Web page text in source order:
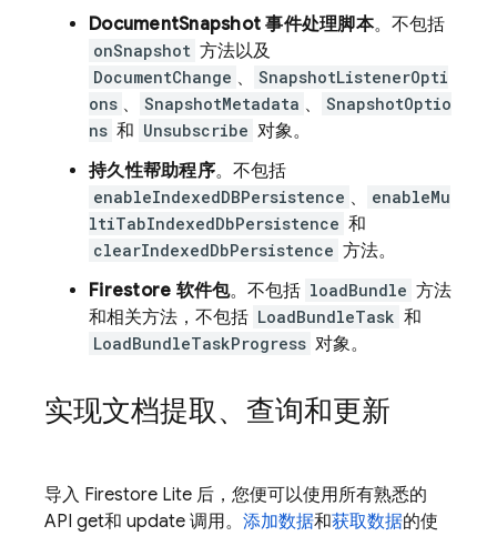
DocumentSnapshot 事件处理脚本。不包括
onSnapshot 方法以及
DocumentChange 、
SnapshotListenerOpti
ons 、 SnapshotMetadata 、
SnapshotOptio
ns 和 Unsubscribe 对象。
持久性帮助程序。不包括
enableIndexedDBPersistence 、
enableMu
ltiTabIndexedDbPersistence 和
clearIndexedDbPersistence 方法。
Firestore 软件包。不包括 loadBundle 方法
和相关方法，不包括 LoadBundleTask 和
LoadBundleTaskProgress 对象。
实现文档提取、查询和更新
导入 Firestore Lite 后，您便可以使用所有熟悉的
API get和 update 调用。 添加数据和获取数据的使